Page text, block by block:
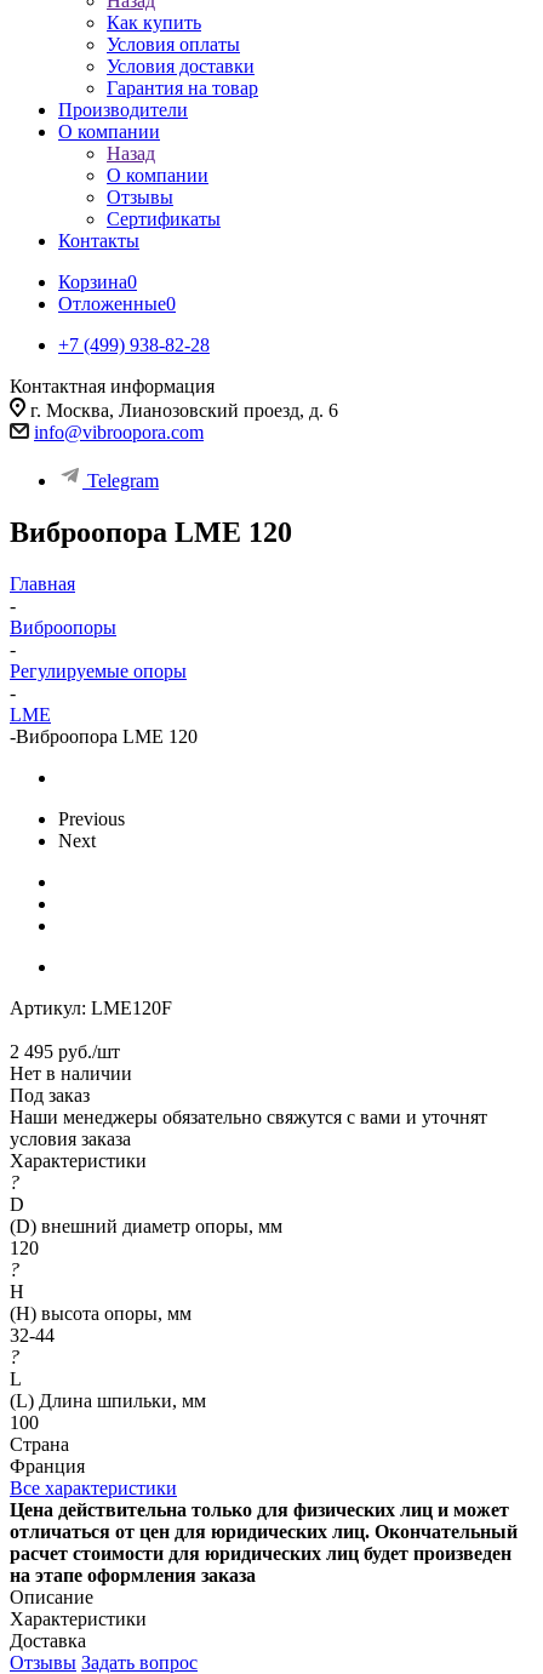
Как купить
Условия оплаты
Условия доставки
Гарантия на товар
Производители
О компании
Назад
О компании
Отзывы
Сертификаты
Контакты
Корзина0
Отложенные0
+7 (499) 938-82-28
Контактная информация
г. Москва, Лианозовский проезд, д. 6
info@vibroopora.com
Telegram
Виброопора LME 120
Главная
-
Виброопоры
-
Регулируемые опоры
-
LME
-Виброопора LME 120
Previous
Next
Артикул: LME120F
2 495 руб./шт
Нет в наличии
Под заказ
Наши менеджеры обязательно свяжутся с вами и уточнят
условия заказа
Характеристики
?
D
(D) внешний диаметр опоры, мм
120
?
H
(H) высота опоры, мм
32-44
?
L
(L) Длина шпильки, мм
100
Страна
Франция
Все характеристики
Цена действительна только для физических лиц и может
отличаться от цен для юридических лиц. Окончательный
расчет стоимости для юридических лиц будет произведен
на этапе оформления заказа
Описание
Характеристики
Доставка
Отзывы Задать вопрос